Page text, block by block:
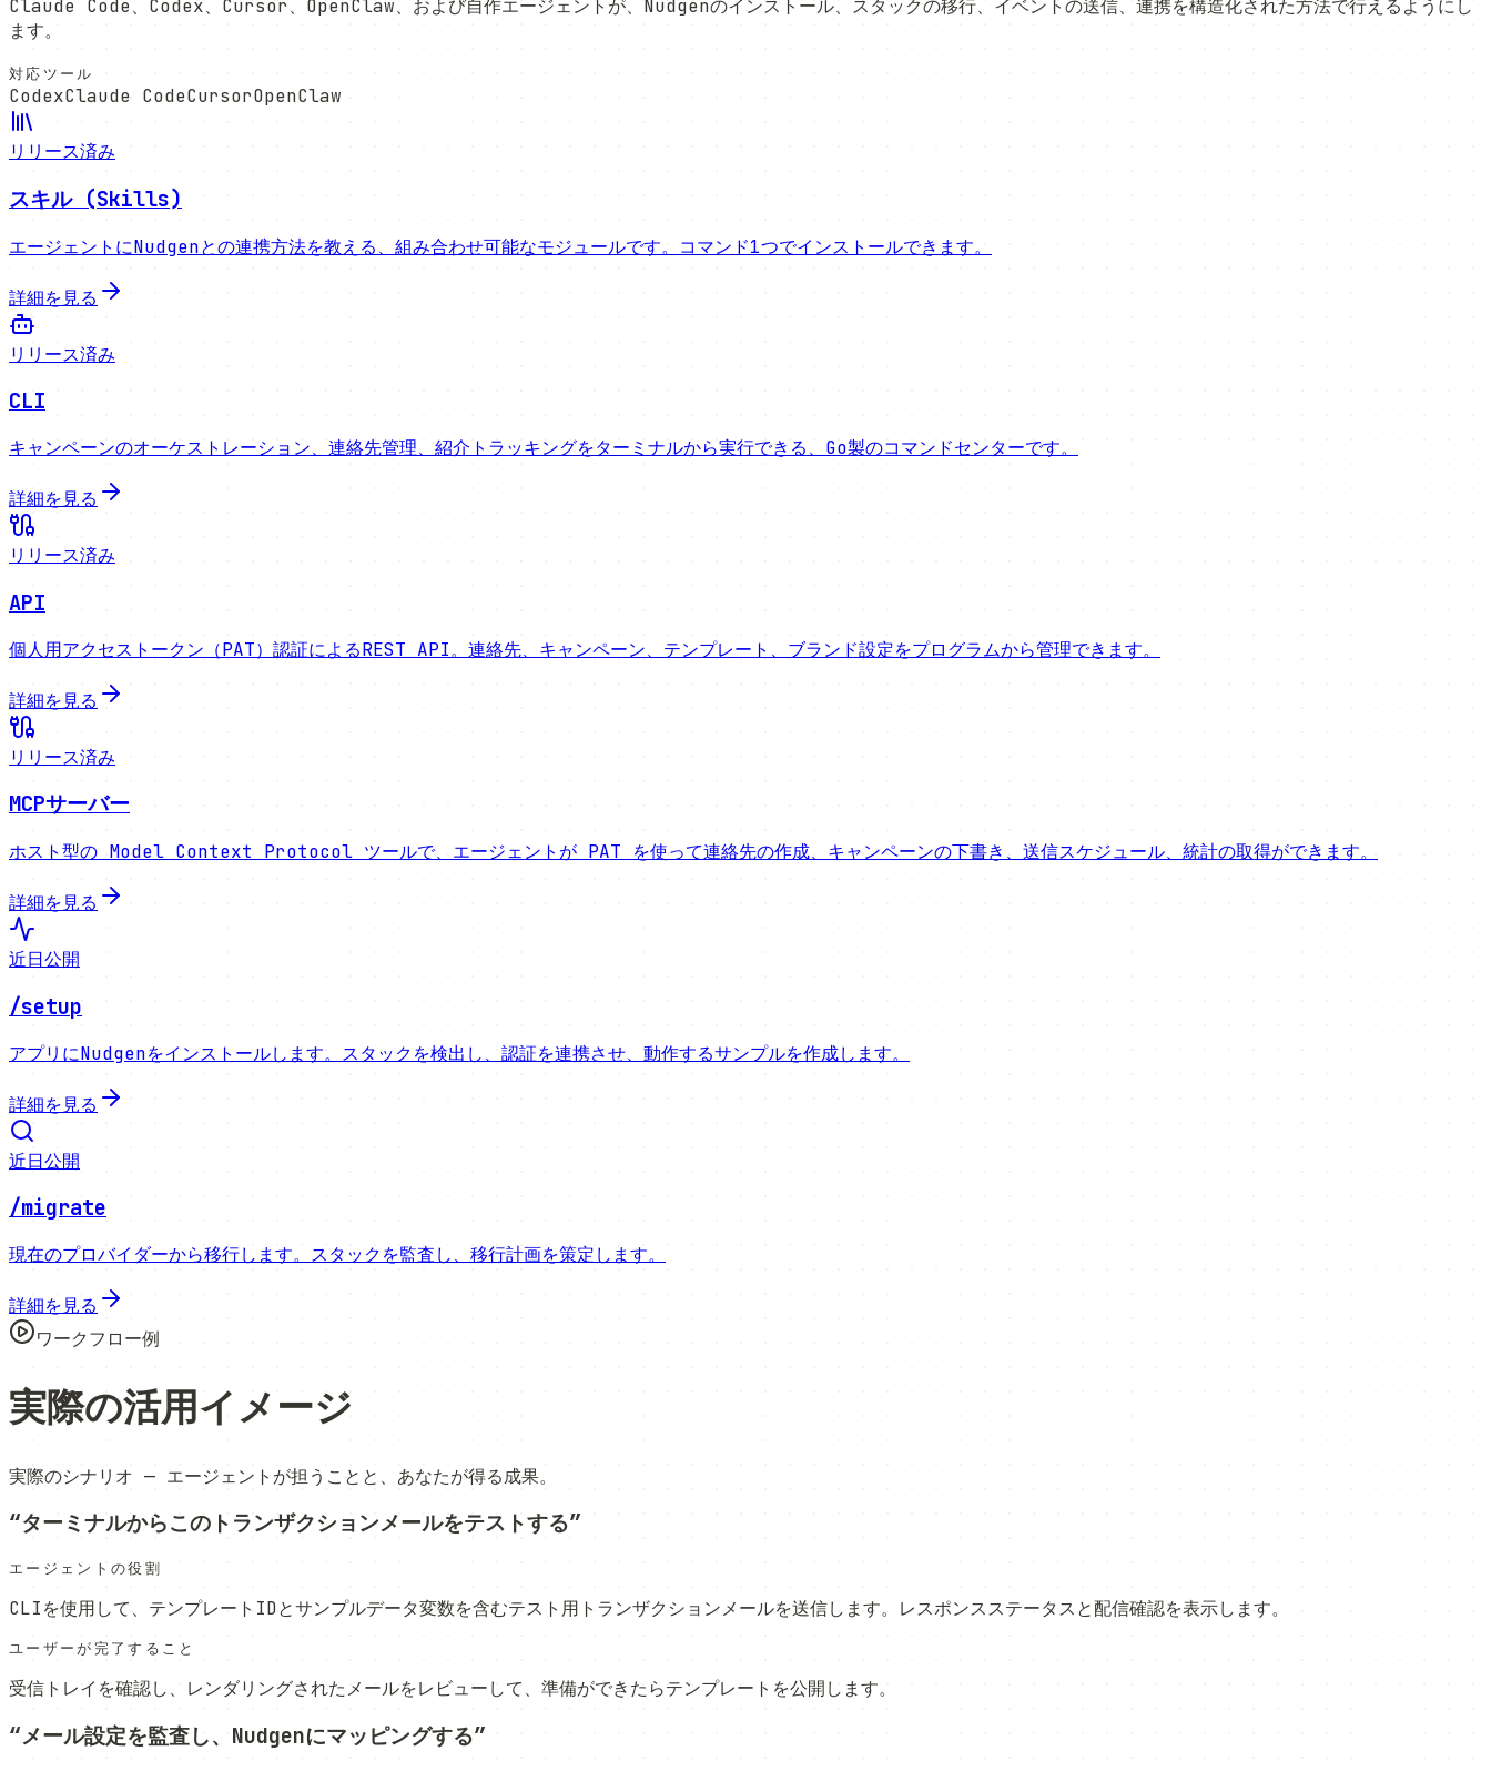
Claude Code、Codex、Cursor、OpenClaw、および自作エージェントが、Nudgenのインストール、スタックの移行、イベントの送信、連携を構造化された方法で行えるようにし
ます。
対応ツール
CodexClaude CodeCursorOpenClaw
リリース済み
スキル (Skills)
エージェントにNudgenとの連携方法を教える、組み合わせ可能なモジュールです。コマンド1つでインストールできます。
詳細を見る
リリース済み
CLI
キャンペーンのオーケストレーション、連絡先管理、紹介トラッキングをターミナルから実行できる、Go製のコマンドセンターです。
詳細を見る
リリース済み
API
個人用アクセストークン（PAT）認証によるREST API。連絡先、キャンペーン、テンプレート、ブランド設定をプログラムから管理できます。
詳細を見る
リリース済み
MCPサーバー
ホスト型の Model Context Protocol ツールで、エージェントが PAT を使って連絡先の作成、キャンペーンの下書き、送信スケジュール、統計の取得ができます。
詳細を見る
近日公開
/setup
アプリにNudgenをインストールします。スタックを検出し、認証を連携させ、動作するサンプルを作成します。
詳細を見る
近日公開
/migrate
現在のプロバイダーから移行します。スタックを監査し、移行計画を策定します。
詳細を見る
ワークフロー例
実際の活用イメージ
実際のシナリオ — エージェントが担うことと、あなたが得る成果。
“ターミナルからこのトランザクションメールをテストする”
エージェントの役割
CLIを使用して、テンプレートIDとサンプルデータ変数を含むテスト用トランザクションメールを送信します。レスポンスステータスと配信確認を表示します。
ユーザーが完了すること
受信トレイを確認し、レンダリングされたメールをレビューして、準備ができたらテンプレートを公開します。
“メール設定を監査し、Nudgenにマッピングする”